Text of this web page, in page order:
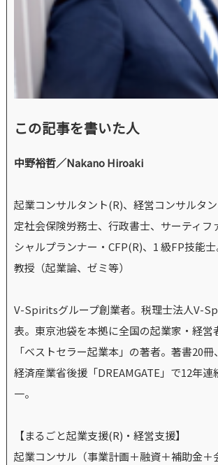
この記事を書いた人
中野裕哲／Nakano Hiroaki
起業コンサルタント(R)、経営コンサルタ
定社会保険労務士、行政書士、サーティフ
シャルプランナー・CFP(R)、1 級FP技能
教授（起業論、ゼミ等）
V-Spiritsグループ創業者。税理士法人V-
表。東京池袋を本拠に全国の起業家・経営
「ベストセラー起業本」の著者。著書20冊
経済産業省後援「DREAMGATE」で12年
一。
【まるごと起業支援(R)・経営支援】
起業コンサル（事業計画＋融資＋補助金＋